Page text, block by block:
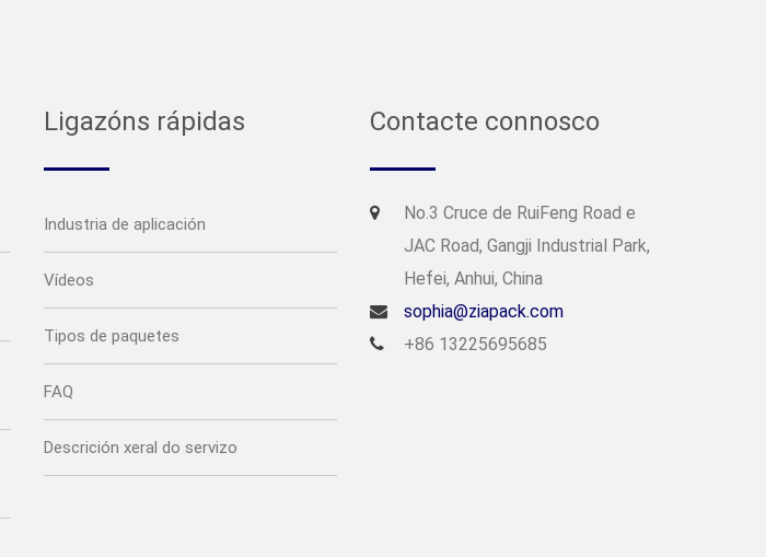
Ligazóns rápidas
Industria de aplicación
Vídeos
Tipos de paquetes
FAQ
Descrición xeral do servizo
Contacte connosco
No.3 Cruce de RuiFeng Road e
JAC Road, Gangji Industrial Park,
Hefei, Anhui, China
sophia@ziapack.com
+86 13225695685